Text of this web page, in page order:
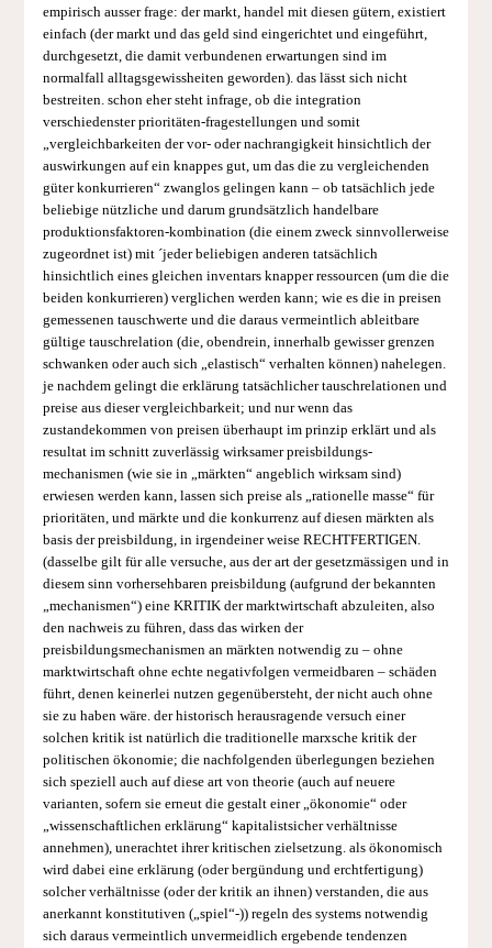
empirisch ausser frage: der markt, handel mit diesen gütern, existiert
einfach (der markt und das geld sind eingerichtet und eingeführt,
durchgesetzt, die damit verbundenen erwartungen sind im
normalfall alltagsgewissheiten geworden). das lässt sich nicht
bestreiten. schon eher steht infrage, ob die integration
verschiedenster prioritäten-fragestellungen und somit
„vergleichbarkeiten der vor- oder nachrangigkeit hinsichtlich der
auswirkungen auf ein knappes gut, um das die zu vergleichenden
güter konkurrieren“ zwanglos gelingen kann – ob tatsächlich jede
beliebige nützliche und darum grundsätzlich handelbare
produktionsfaktoren-kombination (die einem zweck sinnvollerweise
zugeordnet ist) mit ´jeder beliebigen anderen tatsächlich
hinsichtlich eines gleichen inventars knapper ressourcen (um die die
beiden konkurrieren) verglichen werden kann; wie es die in preisen
gemessenen tauschwerte und die daraus vermeintlich ableitbare
gültige tauschrelation (die, obendrein, innerhalb gewisser grenzen
schwanken oder auch sich „elastisch“ verhalten können) nahelegen.
je nachdem gelingt die erklärung tatsächlicher tauschrelationen und
preise aus dieser vergleichbarkeit; und nur wenn das
zustandekommen von preisen überhaupt im prinzip erklärt und als
resultat im schnitt zuverlässig wirksamer preisbildungs-
mechanismen (wie sie in „märkten“ angeblich wirksam sind)
erwiesen werden kann, lassen sich preise als „rationelle masse“ für
prioritäten, und märkte und die konkurrenz auf diesen märkten als
basis der preisbildung, in irgendeiner weise RECHTFERTIGEN.
(dasselbe gilt für alle versuche, aus der art der gesetzmässigen und in
diesem sinn vorhersehbaren preisbildung (aufgrund der bekannten
„mechanismen“) eine KRITIK der marktwirtschaft abzuleiten, also
den nachweis zu führen, dass das wirken der
preisbildungsmechanismen an märkten notwendig zu – ohne
marktwirtschaft ohne echte negativfolgen vermeidbaren – schäden
führt, denen keinerlei nutzen gegenübersteht, der nicht auch ohne
sie zu haben wäre. der historisch herausragende versuch einer
solchen kritik ist natürlich die traditionelle marxsche kritik der
politischen ökonomie; die nachfolgenden überlegungen beziehen
sich speziell auch auf diese art von theorie (auch auf neuere
varianten, sofern sie erneut die gestalt einer „ökonomie“ oder
„wissenschaftlichen erklärung“ kapitalistsicher verhältnisse
annehmen), unerachtet ihrer kritischen zielsetzung. als ökonomisch
wird dabei eine erklärung (oder bergündung und erchtfertigung)
solcher verhältnisse (oder der kritik an ihnen) verstanden, die aus
anerkannt konstitutiven („spiel“-)) regeln des systems notwendig
sich daraus vermeintlich unvermeidlich ergebende tendenzen